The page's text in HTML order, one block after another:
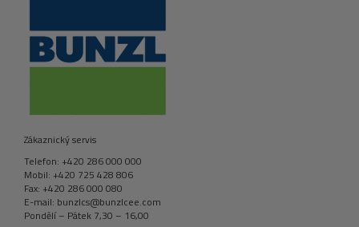
Zákaznický servis
Telefon: +420 286 000 000
Mobil: +420 725 428 806
Fax: +420 286 000 080
E-mail: bunzlcs@bunzlcee.com
Pondělí – Pátek 7,30 – 16,00